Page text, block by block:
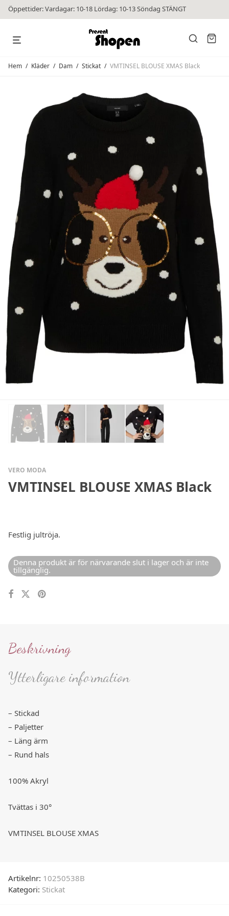
Öppettider: Vardagar: 10-18 Lördag: 10-13 Söndag STÄNGT
Hem / Kläder / Dam / Stickat / VMTINSEL BLOUSE XMAS Black
VERO MODA
VMTINSEL BLOUSE XMAS Black
Festlig jultröja.
Denna produkt är för närvarande slut i lager och är inte
tillgänglig.
Beskrivning
Ytterligare information
– Stickad
– Paljetter
– Läng ärm
– Rund hals
100% Akryl
Tvättas i 30°
VMTINSEL BLOUSE XMAS
Artikelnr: 10250538B
Kategori: Stickat